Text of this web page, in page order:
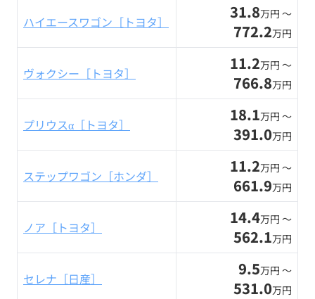
ハイエースワゴン［トヨタ］ 31.8万円 〜
772.2万円
ヴォクシー［トヨタ］ 11.2万円 〜
766.8万円
プリウスα［トヨタ］ 18.1万円 〜
391.0万円
ステップワゴン［ホンダ］ 11.2万円 〜
661.9万円
ノア［トヨタ］ 14.4万円 〜
562.1万円
セレナ［日産］ 9.5万円 〜
531.0万円